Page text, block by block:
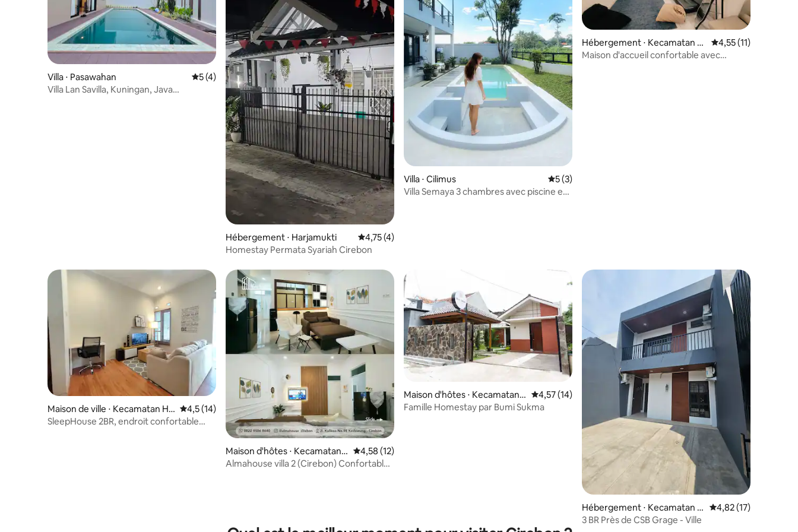
Villa ⋅ Pasawahan Évaluation moyenne sur la base de 4 commentaires : 5 sur 5
5 (4)
Villa Lan Savilla, Kuningan, Java
Hébergement ⋅ Harjamukti Évaluation moyenne sur la base de 4 commentaires : 4,75 sur 5
4,75 (4)
Homestay Permata Syariah Cirebon
Villa ⋅ Cilimus Évaluation moyenne sur la base de 3 commentaires : 5 sur 5
5 (3)
Villa Semaya 3 chambres avec piscine et
Hébergement ⋅ Kecamatan K
ejaksan
Évaluation moyenne
4,55 (11)
Maison d'accueil confortable avec
Maison de ville ⋅ Kecamatan Ha
rjamukti
Évaluation moyenne sur la base de 14 commentaires : 4,5 sur 5
4,5 (14)
SleepHouse 2BR, endroit confortable
Maison d'hôtes ⋅ Kecamatan
Kedawung
Évaluation moyenne sur la base de 12 commentaires : 4,58 sur 5
4,58 (12)
Almahouse villa 2 (Cirebon) Confortable,
Maison d'hôtes ⋅ Kecamatan
Kesambi
Évaluation moyenne sur la base de 14 commentaires : 4,57 sur 5
4,57 (14)
Famille Homestay par Bumi Sukma
Hébergement ⋅ Kecamatan K
esambi
Évaluation moyenne
4,82 (17)
3 BR Près de CSB Grage - Ville